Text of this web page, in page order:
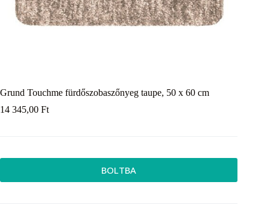
Grund Touchme fürdőszobaszőnyeg taupe, 50 x 60 cm
14 345,00 Ft
BOLTBA